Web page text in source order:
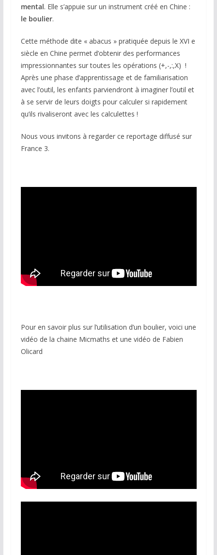
mental. Elle s’appuie sur un instrument créé en Chine :
le boulier.
Cette méthode dite « abacus » pratiquée depuis le XVI e
siècle en Chine permet d’obtenir des performances
impressionnantes sur toutes les opérations (+,-,:,X) !
Après une phase d’apprentissage et de familiarisation
avec l’outil, les enfants parviendront à imaginer l’outil et
à se servir de leurs doigts pour calculer si rapidement
qu’ils rivaliseront avec les calculettes !
Nous vous invitons à regarder ce reportage diffusé sur
France 3.
Pour en savoir plus sur l’utilisation d’un boulier, voici une
vidéo de la chaine Micmaths et une vidéo de Fabien
Olicard